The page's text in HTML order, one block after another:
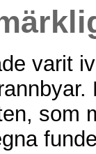
varit
som